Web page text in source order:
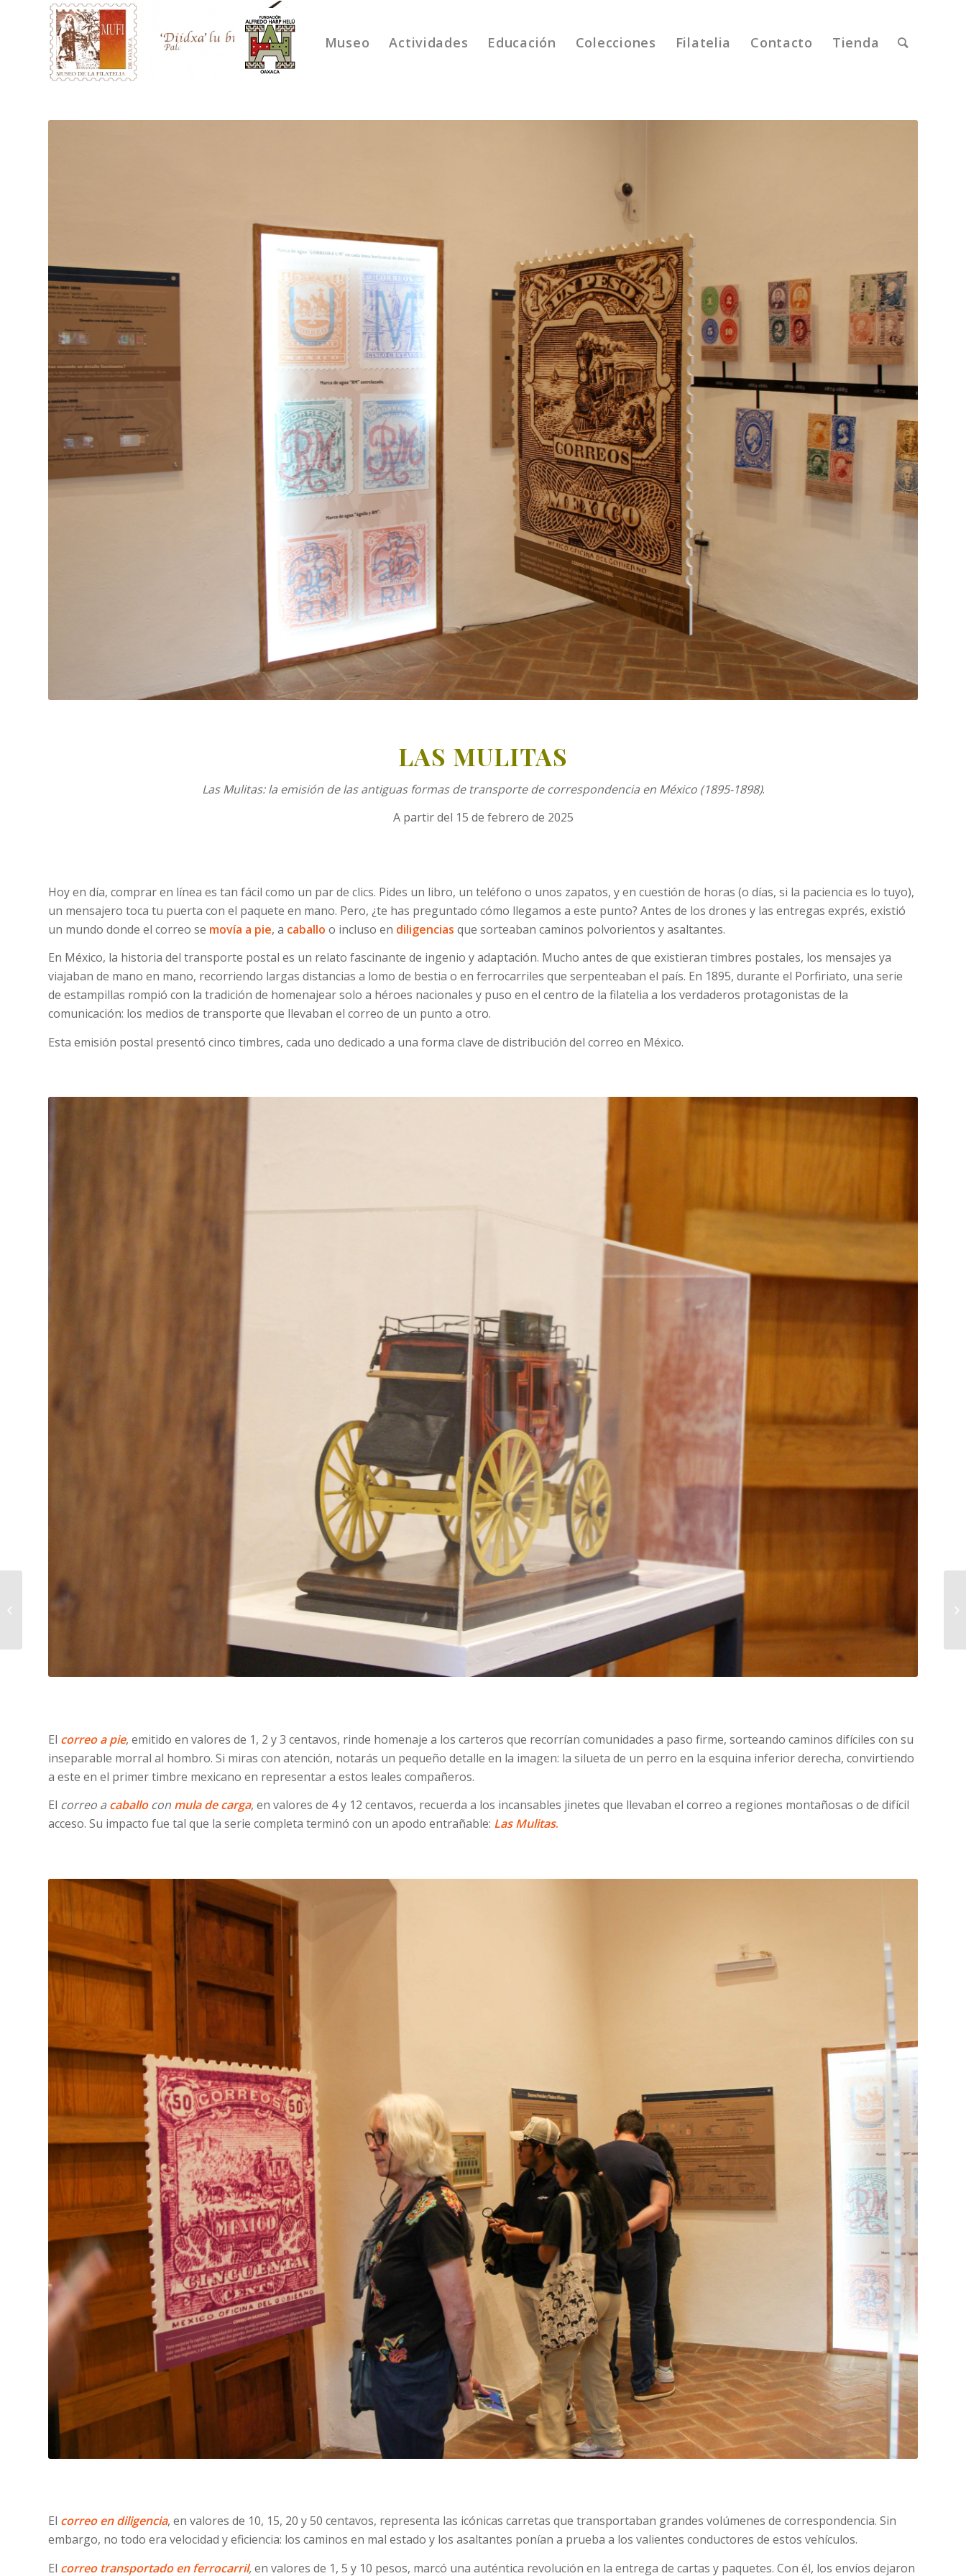
Museo Actividades Educación Colecciones Filatelia Contacto Tienda
LAS MULITAS
Las Mulitas: la emisión de las antiguas formas de transporte de correspondencia en México (1895-1898).
A partir del 15 de febrero de 2025
Hoy en día, comprar en línea es tan fácil como un par de clics. Pides un libro, un teléfono o unos zapatos, y en cuestión de horas (o días, si la paciencia es lo tuyo),
un mensajero toca tu puerta con el paquete en mano. Pero, ¿te has preguntado cómo llegamos a este punto? Antes de los drones y las entregas exprés, existió
un mundo donde el correo se movía a pie, a caballo o incluso en diligencias que sorteaban caminos polvorientos y asaltantes.
En México, la historia del transporte postal es un relato fascinante de ingenio y adaptación. Mucho antes de que existieran timbres postales, los mensajes ya
viajaban de mano en mano, recorriendo largas distancias a lomo de bestia o en ferrocarriles que serpenteaban el país. En 1895, durante el Porfiriato, una serie
de estampillas rompió con la tradición de homenajear solo a héroes nacionales y puso en el centro de la filatelia a los verdaderos protagonistas de la
comunicación: los medios de transporte que llevaban el correo de un punto a otro.
Esta emisión postal presentó cinco timbres, cada uno dedicado a una forma clave de distribución del correo en México.
El correo a pie, emitido en valores de 1, 2 y 3 centavos, rinde homenaje a los carteros que recorrían comunidades a paso firme, sorteando caminos difíciles con su
inseparable morral al hombro. Si miras con atención, notarás un pequeño detalle en la imagen: la silueta de un perro en la esquina inferior derecha, convirtiendo
a este en el primer timbre mexicano en representar a estos leales compañeros.
El correo a caballocon mula de carga, en valores de 4 y 12 centavos, recuerda a los incansables jinetes que llevaban el correo a regiones montañosas o de difícil
acceso. Su impacto fue tal que la serie completa terminó con un apodo entrañable: Las Mulitas.
El correo en diligencia, en valores de 10, 15, 20 y 50 centavos, representa las icónicas carretas que transportaban grandes volúmenes de correspondencia. Sin
embargo, no todo era velocidad y eficiencia: los caminos en mal estado y los asaltantes ponían a prueba a los valientes conductores de estos vehículos.
El correo transportado en ferrocarril,en valores de 1, 5 y 10 pesos, marcó una auténtica revolución en la entrega de cartas y paquetes. Con él, los envíos dejaron